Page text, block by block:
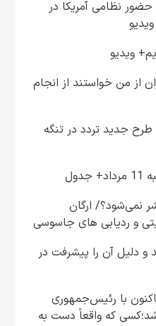
نظامی آمریکا در
ویدیو
از من خواستند از انجام
طرح جدید تردد در تنگه
نمی‌شود؟/ ارگان
و ردیابی های جاسوسی
ایران شد و دلیل آن را پیشرفت در
با رئیس‌جمهوری
که واقعاً دست به